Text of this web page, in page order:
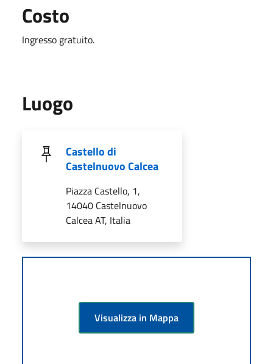
Costo
Ingresso gratuito.
Luogo
Castello di
Castelnuovo Calcea
Piazza Castello, 1,
14040 Castelnuovo
Calcea AT, Italia
Visualizza in Mappa